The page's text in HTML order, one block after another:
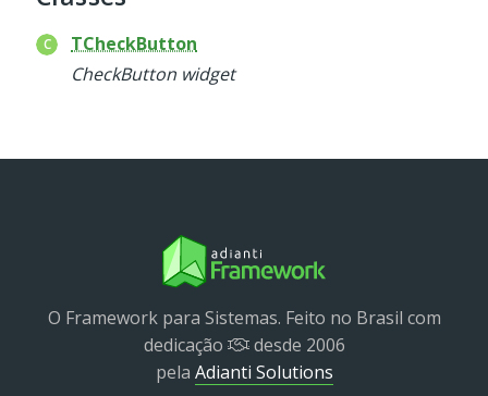
Database
Http
Log
Util
Packages
Application
TCheckButton
CheckButton widget
O Framework para Sistemas. Feito no Brasil com
dedicação
desde 2006
pela Adianti Solutions